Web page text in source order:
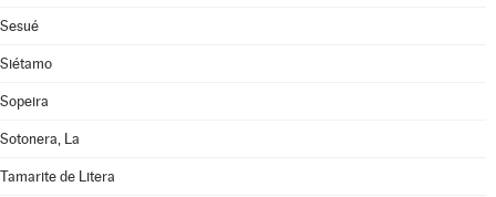
Sesué
Siétamo
Sopeira
Sotonera, La
Tamarite de Litera